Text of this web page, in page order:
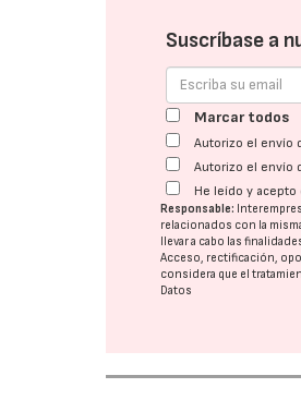
Suscríbase a
Marcar todos
Autorizo el envío
Autorizo el envío
He leído y
Responsable:
relacionados con la
llevar a cabo las
Acceso, rectificación,
considera que el
Datos